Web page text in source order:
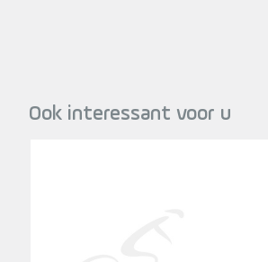
Ook interessant voor u